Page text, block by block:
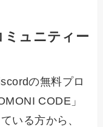
ミュニティー
の無料プロ
CODE」
いる方から、